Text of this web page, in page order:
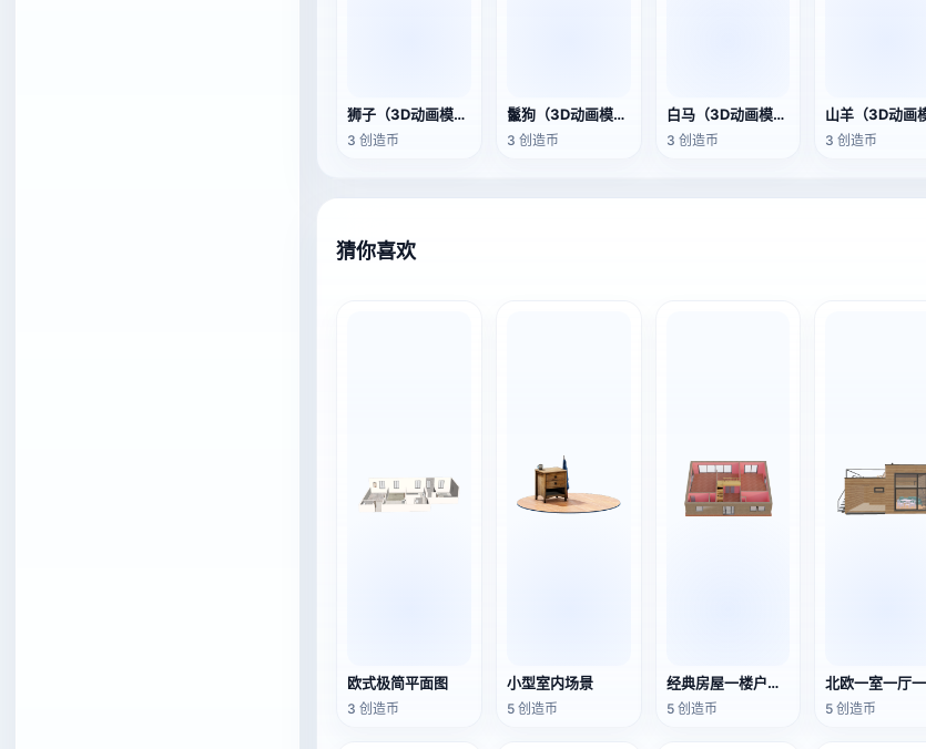
狮子（3D动画模型）
3 创造币
鬣狗（3D动画模型）
3 创造币
白马（3D动画模型）
3 创造币 3 创造币
猜你喜欢
欧式极简平面图
3 创造币
小型室内场景
5 创造币
经典房屋一楼户型3D模型
5 创造币 5 创造币